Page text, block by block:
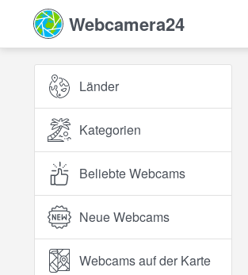
Webcamera24
Länder
Kategorien
Beliebte Webcams
Neue Webcams
Webcams auf der Karte